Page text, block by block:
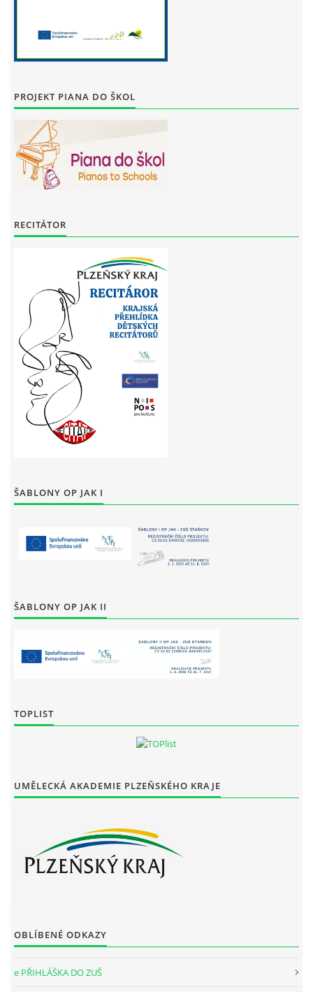
PROJEKT PIANA DO ŠKOL
RECITÁTOR
ŠABLONY OP JAK I
ŠABLONY OP JAK II
TOPLIST
UMĚLECKÁ AKADEMIE PLZEŇSKÉHO KRAJE
OBLÍBENÉ ODKAZY
e PŘIHLÁŠKA DO ZUŠ